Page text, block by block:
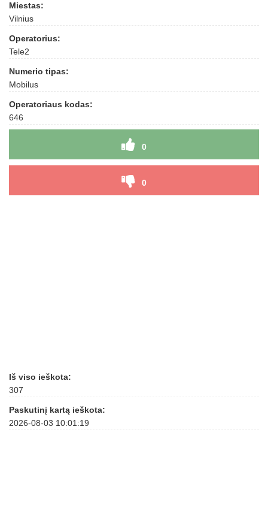
Miestas:
Vilnius
Operatorius:
Tele2
Numerio tipas:
Mobilus
Operatoriaus kodas:
646
0
0
Iš viso ieškota:
307
Paskutinį kartą ieškota:
2026-08-03 10:01:19